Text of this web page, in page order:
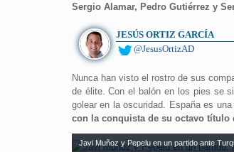
Sergio Alamar, Pedro Gutiérrez y
JESÚS ORTIZ GARCÍA
@JesusOrtizAD
Nunca han visto el rostro de sus
de élite. Con el balón en los pies se
golear en la oscuridad. España es
con la conquista de su octavo título
Javi Muñoz y Pepelu en un partido ante